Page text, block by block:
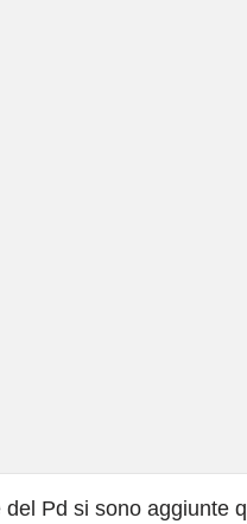
del Pd si sono aggiunte